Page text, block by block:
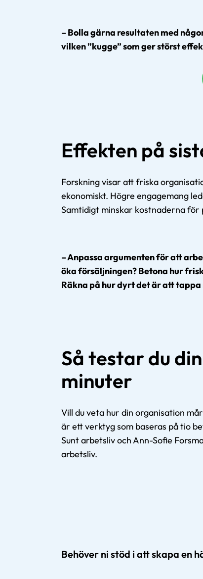
– Bolla gärna resultaten med
vilken ”kugge” som ger störst
Effekten på
Forskning visar att friska
ekonomiskt. Högre engagemang
Samtidigt minskar kostnaderna för
– Anpassa argumenten för att
öka försäljningen? Betona hur
Räkna på hur dyrt det är att
Så testar du
minuter
Vill du veta hur din organisation
är ett verktyg som baseras på tio
Sunt arbetsliv och Ann-Sofie
arbetsliv.
Behöver ni stöd i att skapa en